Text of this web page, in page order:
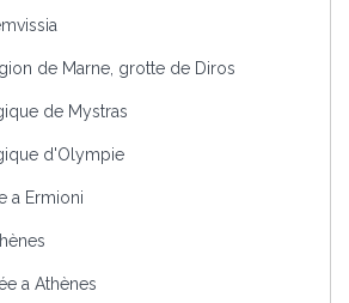
de Marne, grotte de Diros
de Mystras
d'Olympie
a Ermioni
a Athènes